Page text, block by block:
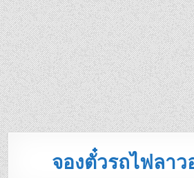
จองตั๋วรถไฟลา